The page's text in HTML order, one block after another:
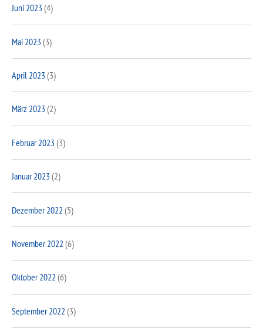
Juni 2023(4)
Mai 2023(3)
April 2023(3)
März 2023(2)
Februar 2023(3)
Januar 2023(2)
Dezember 2022 (5)
November 2022 (6)
Oktober 2022 (6)
September 2022 (3)